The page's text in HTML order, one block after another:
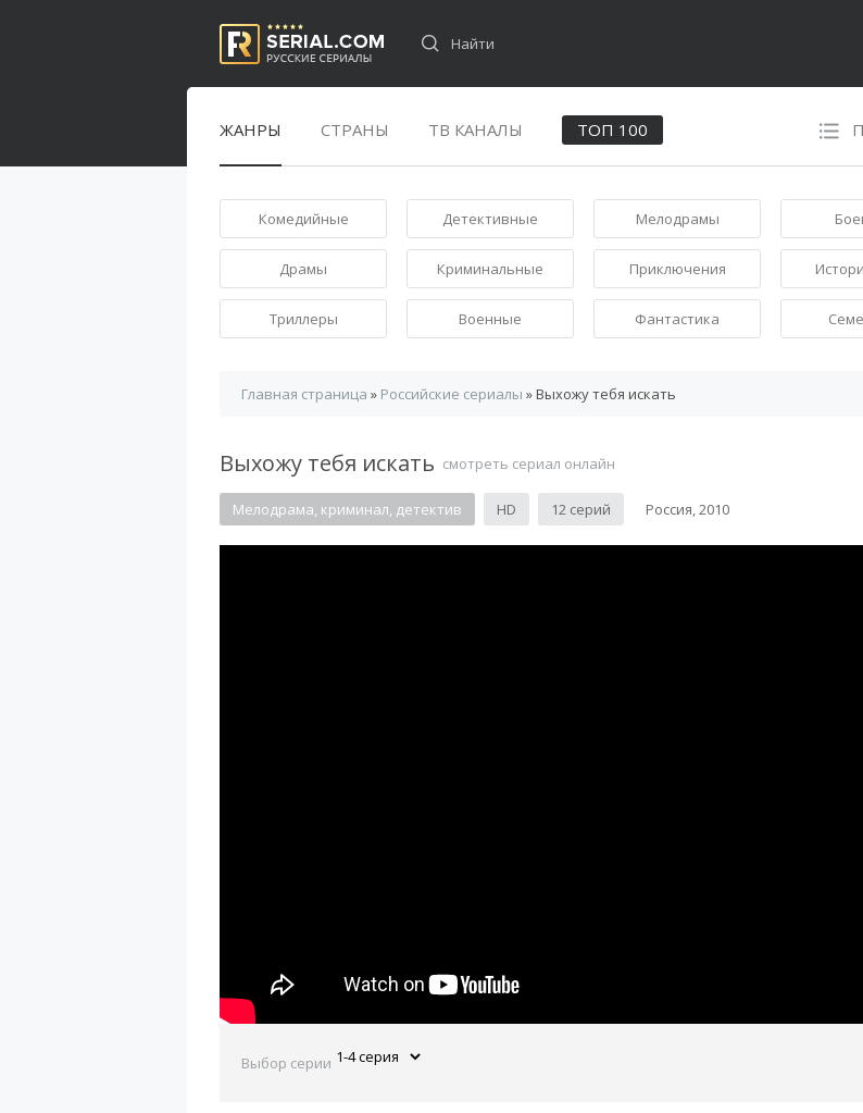
ЖАНРЫ СТРАНЫ ТВ КАНАЛЫ ТОП 100
Комедийные Детективные Мелодрамы
Драмы Криминальные Приключения
Триллеры Военные Фантастика
Главная страница » Российские сериалы » Выхожу тебя искать
Выхожу тебя искать смотреть сериал онлайн
Мелодрама, криминал, детектив HD 12 серий Россия, 2010
Выбор серии